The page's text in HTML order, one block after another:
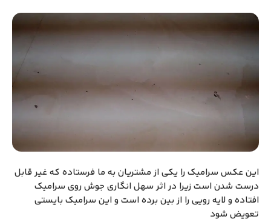
این عکس سرامیک را یکی از مشتریان به ما فرستاده که غیر قابل
درست شدن است زیرا در اثر سهل انگاری جوش روی سرامیک
افتاده و لایه رویی را از بین برده است و این سرامیک بایستی
تعویض شود